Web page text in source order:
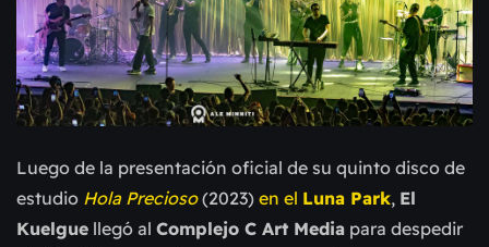
Luego de la presentación oficial de su quinto disco de
estudio Hola Precioso(2023) en el Luna Park, El
Kuelgue llegó al Complejo C Art Media para despedir